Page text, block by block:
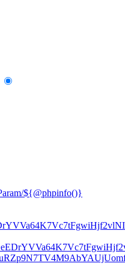
${@phpinfo()}